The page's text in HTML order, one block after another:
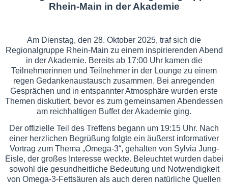
Rhein-Main in der Akademie
Am Dienstag, den 28. Oktober 2025, traf sich die
Regionalgruppe Rhein-Main zu einem inspirierenden Abend
in der Akademie. Bereits ab 17:00 Uhr kamen die
Teilnehmerinnen und Teilnehmer in der Lounge zu einem
regen Gedankenaustausch zusammen. Bei anregenden
Gesprächen und in entspannter Atmosphäre wurden erste
Themen diskutiert, bevor es zum gemeinsamen Abendessen
am reichhaltigen Buffet der Akademie ging.
Der offizielle Teil des Treffens begann um 19:15 Uhr. Nach
einer herzlichen Begrüßung folgte ein äußerst informativer
Vortrag zum Thema „Omega-3“, gehalten von Sylvia Jung-
Eisle, der großes Interesse weckte. Beleuchtet wurden dabei
sowohl die gesundheitliche Bedeutung und Notwendigkeit
von Omega-3-Fettsäuren als auch deren natürliche Quellen